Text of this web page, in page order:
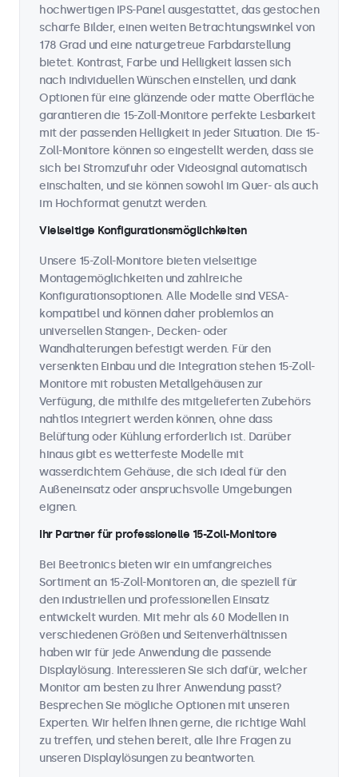
hochwertigen IPS-Panel ausgestattet, das gestochen
scharfe Bilder, einen weiten Betrachtungswinkel von
178 Grad und eine naturgetreue Farbdarstellung
bietet. Kontrast, Farbe und Helligkeit lassen sich
nach individuellen Wünschen einstellen, und dank
Optionen für eine glänzende oder matte Oberfläche
garantieren die 15-Zoll-Monitore perfekte Lesbarkeit
mit der passenden Helligkeit in jeder Situation. Die 15-
Zoll-Monitore können so eingestellt werden, dass sie
sich bei Stromzufuhr oder Videosignal automatisch
einschalten, und sie können sowohl im Quer- als auch
im Hochformat genutzt werden.
Vielseitige Konfigurationsmöglichkeiten
Unsere 15-Zoll-Monitore bieten vielseitige
Montagemöglichkeiten und zahlreiche
Konfigurationsoptionen. Alle Modelle sind VESA-
kompatibel und können daher problemlos an
universellen Stangen-, Decken- oder
Wandhalterungen befestigt werden. Für den
versenkten Einbau und die Integration stehen 15-Zoll-
Monitore mit robusten Metallgehäusen zur
Verfügung, die mithilfe des mitgelieferten Zubehörs
nahtlos integriert werden können, ohne dass
Belüftung oder Kühlung erforderlich ist. Darüber
hinaus gibt es wetterfeste Modelle mit
wasserdichtem Gehäuse, die sich ideal für den
Außeneinsatz oder anspruchsvolle Umgebungen
eignen.
Ihr Partner für professionelle 15-Zoll-Monitore
Bei Beetronics bieten wir ein umfangreiches
Sortiment an 15-Zoll-Monitoren an, die speziell für
den industriellen und professionellen Einsatz
entwickelt wurden. Mit mehr als 60 Modellen in
verschiedenen Größen und Seitenverhältnissen
haben wir für jede Anwendung die passende
Displaylösung. Interessieren Sie sich dafür, welcher
Monitor am besten zu Ihrer Anwendung passt?
Besprechen Sie mögliche Optionen mit unseren
Experten. Wir helfen Ihnen gerne, die richtige Wahl
zu treffen, und stehen bereit, alle Ihre Fragen zu
unseren Displaylösungen zu beantworten.